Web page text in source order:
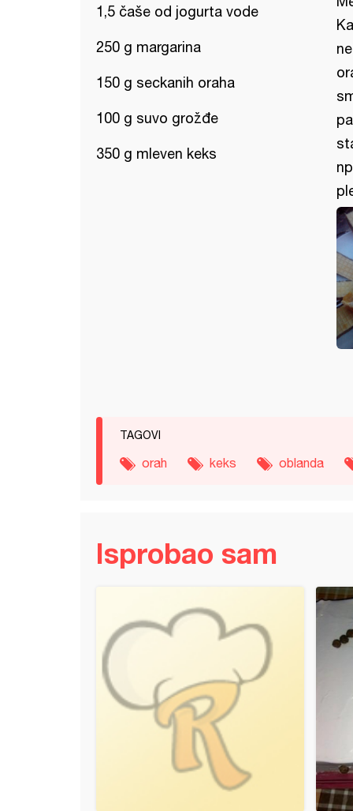
1,5 čaše od jogurta vode
250 g margarina
150 g seckanih oraha
100 g suvo grožđe
350 g mleven keks
TAGOVI
orah keks oblanda
Isprobao sam